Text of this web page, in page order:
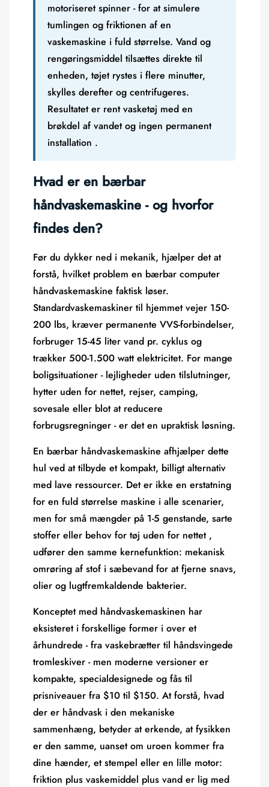
motoriseret spinner - for at simulere
tumlingen og friktionen af en
vaskemaskine i fuld størrelse. Vand og
rengøringsmiddel tilsættes direkte til
enheden, tøjet rystes i flere minutter,
skylles derefter og centrifugeres.
Resultatet er rent vasketøj med en
brøkdel af vandet og ingen permanent
installation .
Hvad er en bærbar
håndvaskemaskine - og hvorfor
findes den?
Før du dykker ned i mekanik, hjælper det at
forstå, hvilket problem en bærbar computer
håndvaskemaskine faktisk løser.
Standardvaskemaskiner til hjemmet vejer 150-
200 lbs, kræver permanente VVS-forbindelser,
forbruger 15-45 liter vand pr. cyklus og
trækker 500-1.500 watt elektricitet. For mange
boligsituationer - lejligheder uden tilslutninger,
hytter uden for nettet, rejser, camping,
sovesale eller blot at reducere
forbrugsregninger - er det en upraktisk løsning.
En bærbar håndvaskemaskine afhjælper dette
hul ved at tilbyde et kompakt, billigt alternativ
med lave ressourcer. Det er ikke en erstatning
for en fuld størrelse maskine i alle scenarier,
men for små mængder på 1-5 genstande, sarte
stoffer eller behov for tøj uden for nettet ,
udfører den samme kernefunktion: mekanisk
omrøring af stof i sæbevand for at fjerne snavs,
olier og lugtfremkaldende bakterier.
Konceptet med håndvaskemaskinen har
eksisteret i forskellige former i over et
århundrede - fra vaskebrætter til håndsvingede
tromleskiver - men moderne versioner er
kompakte, specialdesignede og fås til
prisniveauer fra $10 til $150. At forstå, hvad
der er håndvask i den mekaniske
sammenhæng, betyder at erkende, at fysikken
er den samme, uanset om uroen kommer fra
dine hænder, et stempel eller en lille motor:
friktion plus vaskemiddel plus vand er lig med